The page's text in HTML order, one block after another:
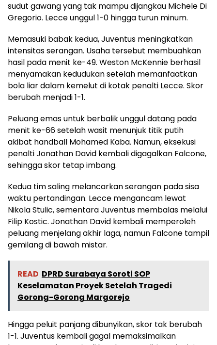
sudut gawang yang tak mampu dijangkau Michele Di
Gregorio. Lecce unggul 1-0 hingga turun minum.
Memasuki babak kedua, Juventus meningkatkan
intensitas serangan. Usaha tersebut membuahkan
hasil pada menit ke-49. Weston McKennie berhasil
menyamakan kedudukan setelah memanfaatkan
bola liar dalam kemelut di kotak penalti Lecce. Skor
berubah menjadi 1-1.
Peluang emas untuk berbalik unggul datang pada
menit ke-66 setelah wasit menunjuk titik putih
akibat handball Mohamed Kaba. Namun, eksekusi
penalti Jonathan David kembali digagalkan Falcone,
sehingga skor tetap imbang.
Kedua tim saling melancarkan serangan pada sisa
waktu pertandingan. Lecce mengancam lewat
Nikola Stulic, sementara Juventus membalas melalui
Filip Kostic. Jonathan David kembali memperoleh
peluang menjelang akhir laga, namun Falcone tampil
gemilang di bawah mistar.
READ DPRD Surabaya Soroti SOP
Keselamatan Proyek Setelah Tragedi
Gorong-Gorong Margorejo
Hingga peluit panjang dibunyikan, skor tak berubah
1-1. Juventus kembali gagal memaksimalkan